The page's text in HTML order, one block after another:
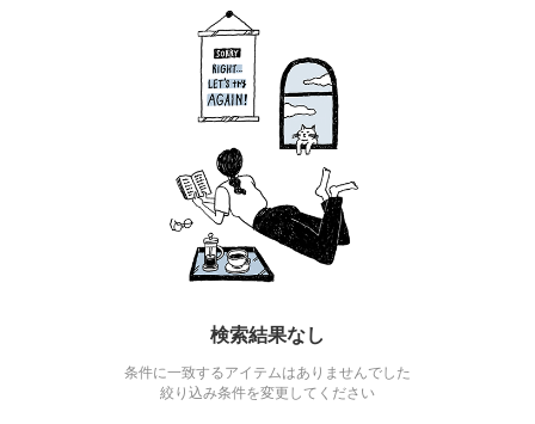
検索結果なし
条件に一致するアイテムはありませんでした
絞り込み条件を変更してください